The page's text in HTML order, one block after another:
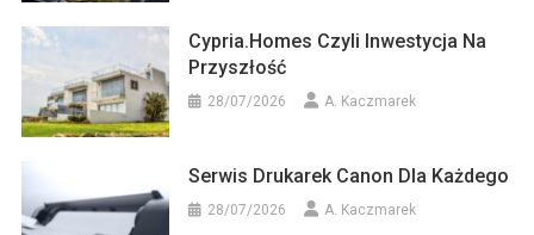
Cypria.homes Czyli Inwestycja Na
Przyszłość
28/07/2026 A. Kaczmarek
Serwis Drukarek Canon Dla Każdego
28/07/2026 A. Kaczmarek